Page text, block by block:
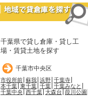
千葉県で貸し倉庫・貸し工
場・賃貸土地を探す
千葉市中央区
市役所前 蘇我 浜野 千葉寺
本千葉 東千葉 千葉 千葉みなと
千葉中央 西千葉 大森台 葭川公園